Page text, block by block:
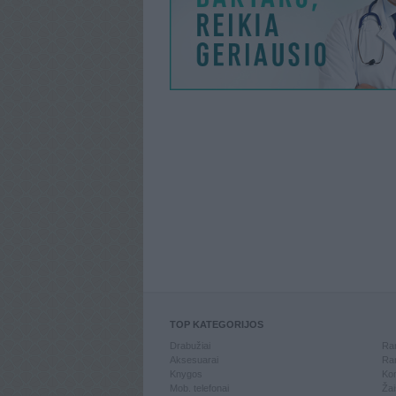
TOP KATEGORIJOS
Knygos
Mob. telefonai